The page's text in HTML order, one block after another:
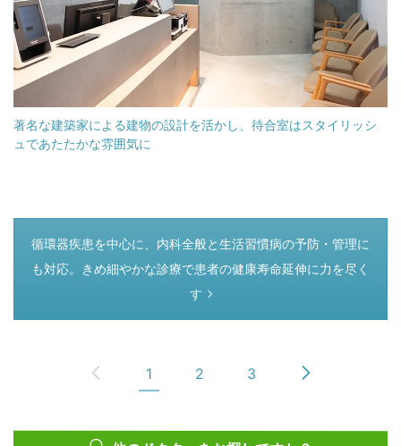
著名な建築家による建物の設計を活かし、待合室はスタイリッシ
ュであたたかな雰囲気に
つぎのページ
循環器疾患を中心に、内科全般と生活習慣病の予防・管理に
も対応。きめ細やかな診療で患者の健康寿命延伸に力を尽く
す
1 2 3